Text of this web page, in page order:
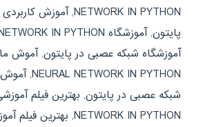
NETWORK IN PYTHON
,آموزش
پایتون,آموزشگاه NEURAL NETWORK IN PYTHON
آموزشگاه شبکه عصبی در پایتون,آموش
NEURAL NETWORK IN PYTHON
,آموش
شبکه عصبی در پایتون,
NETWORK IN PYTHON
, بهترین فیلم